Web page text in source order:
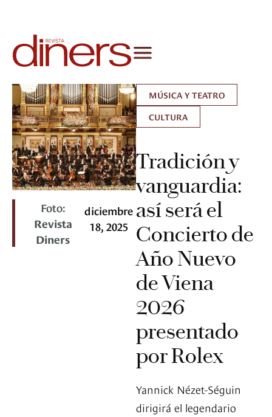
Foto:
Revista
Diners
diciembre
18, 2025
MÚSICA Y TEATRO
CULTURA
Tradición y
vanguardia:
así será el
Concierto de
Año Nuevo
de Viena
2026
presentado
por Rolex
Yannick Nézet-Séguin
dirigirá el legendario